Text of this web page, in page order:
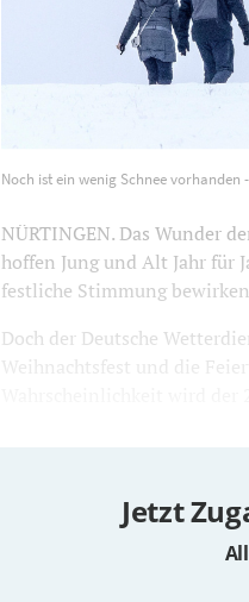
Holzwarth 700467
Noch ist ein wenig Schnee
NÜRTINGEN. Das Wunder
hoffen Jung und Alt Jahr für
festliche Stimmung
Doch der Deutsche
Weihnachtsfest und die
Jetzt